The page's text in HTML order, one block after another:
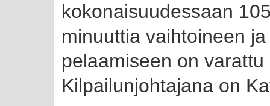
kokonaisuudessaan
minuuttia vaihtoineen
pelaamiseen on
Kilpailunjohtajana on